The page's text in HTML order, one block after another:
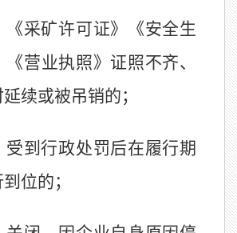
《采矿许可证》《安全生
营业执照》证照不齐、
续或被吊销的；
受到行政处罚后在履行期
位的；